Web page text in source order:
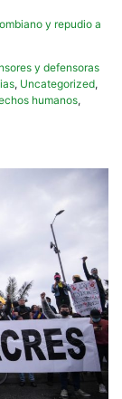
y repudio a
y defensoras
, Uncategorized,
humanos,